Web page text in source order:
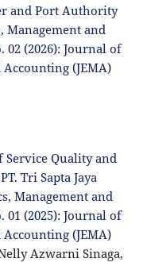
and Port Authority
Management and
02 (2026): Journal of
(JEMA)
Quality and
Tri Sapta Jaya
Management and
01 (2025): Journal of
(JEMA)
Azwarni Sinaga,